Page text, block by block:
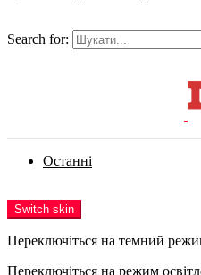
Search for:
Останні
Switch skin
Переключіться на темний
Переключіться на режим